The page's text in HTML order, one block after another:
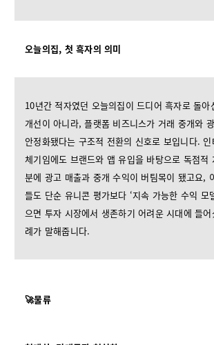
오늘의집, 첫 흑자의 의미
10년간 적자였던 오늘의집이 드디어 흑자로 돌아
개선이 아니라, 플랫폼 비즈니스가 거래 중개와
안정화됐다는 구조적 전환의 신호로 보입니다.
체기임에도 브랜드와 앱 유입을 바탕으로 독점적
분에 광고 매출과 중개 수익이 버팀목이 됐고요,
들도 단순 유니콘 평가보다 ‘지속 가능한 수익 모
으면 투자 시장에서 생존하기 어려운 시대에 들
례가 말해줍니다.
🚀물류